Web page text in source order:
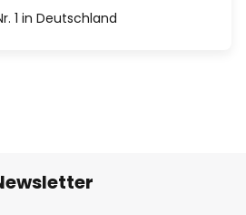
1 in Deutschland